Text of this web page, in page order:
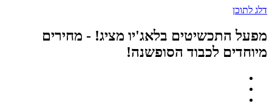
דלג לתוכן
מפעל התכשיטים בלאג'יו מציג! - מחירים
מיוחדים לכבוד הסופשנה!